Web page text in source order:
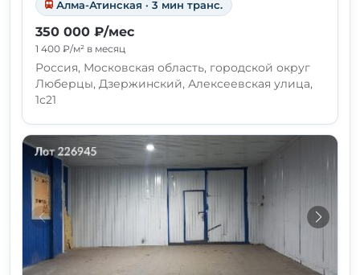
Алма-Атинская · 3 мин транс.
350 000 ₽/мес
1 400 ₽/м² в месяц
Россия, Московская область, городской округ
Люберцы, Дзержинский, Алексеевская улица,
1с21